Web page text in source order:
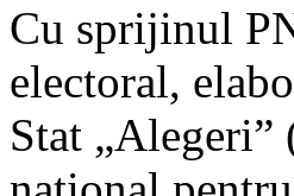
Cu sprijinul
electoral,
Stat